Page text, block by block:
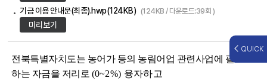
기금 이용 안내문(최종).hwp(124KB) (124KB / 다운로드:39회 )
미리보기
전북특별자치도는 농어가 등의 농림어업 관련사업에 필요로
하는 자금을 저리로 (0~2%) 융자하고
QUICK